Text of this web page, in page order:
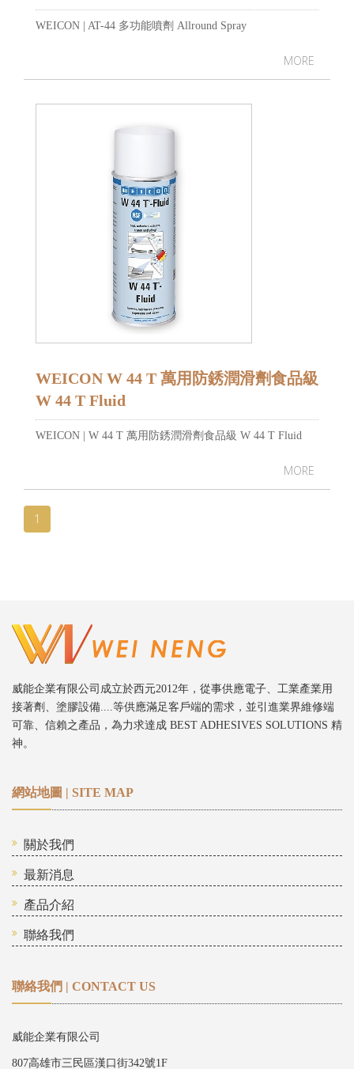
WEICON | AT-44 多功能噴劑 Allround Spray
MORE
WEICON W 44 T 萬用防銹潤滑劑食品級
W 44 T Fluid
WEICON | W 44 T 萬用防銹潤滑劑食品級 W 44 T Fluid
MORE
1
威能企業有限公司成立於西元2012年，從事供應電子、工業產業用
接著劑、塗膠設備....等供應滿足客戶端的需求，並引進業界維修端
可靠、信賴之產品，為力求達成 BEST ADHESIVES SOLUTIONS 精
神。
網站地圖 | SITE MAP
關於我們
最新消息
產品介紹
聯絡我們
聯絡我們 | CONTACT US
威能企業有限公司
807高雄市三民區漢口街342號1F